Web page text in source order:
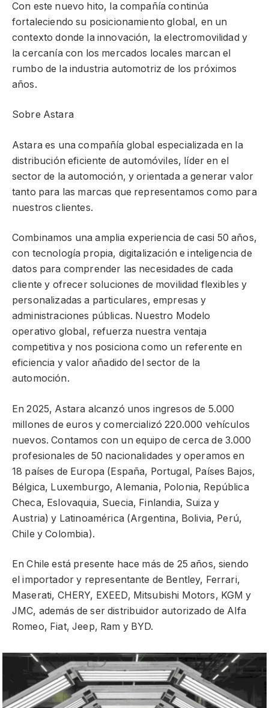
Con este nuevo hito, la compañía continúa
fortaleciendo su posicionamiento global, en un
contexto donde la innovación, la electromovilidad y
la cercanía con los mercados locales marcan el
rumbo de la industria automotriz de los próximos
años.
Sobre Astara
Astara es una compañía global especializada en la
distribución eficiente de automóviles, líder en el
sector de la automoción, y orientada a generar valor
tanto para las marcas que representamos como para
nuestros clientes.
Combinamos una amplia experiencia de casi 50 años,
con tecnología propia, digitalización e inteligencia de
datos para comprender las necesidades de cada
cliente y ofrecer soluciones de movilidad flexibles y
personalizadas a particulares, empresas y
administraciones públicas. Nuestro Modelo
operativo global, refuerza nuestra ventaja
competitiva y nos posiciona como un referente en
eficiencia y valor añadido del sector de la
automoción.
En 2025, Astara alcanzó unos ingresos de 5.000
millones de euros y comercializó 220.000 vehículos
nuevos. Contamos con un equipo de cerca de 3.000
profesionales de 50 nacionalidades y operamos en
18 países de Europa (España, Portugal, Países Bajos,
Bélgica, Luxemburgo, Alemania, Polonia, República
Checa, Eslovaquia, Suecia, Finlandia, Suiza y
Austria) y Latinoamérica (Argentina, Bolivia, Perú,
Chile y Colombia).
En Chile está presente hace más de 25 años, siendo
el importador y representante de Bentley, Ferrari,
Maserati, CHERY, EXEED, Mitsubishi Motors, KGM y
JMC, además de ser distribuidor autorizado de Alfa
Romeo, Fiat, Jeep, Ram y BYD.